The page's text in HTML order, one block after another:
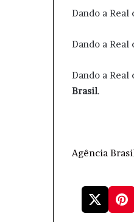
Dando a
Dando a
Dando a
Brasil.
Agência